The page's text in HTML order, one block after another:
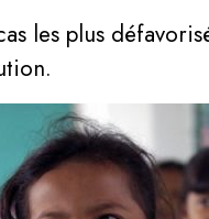
les plus